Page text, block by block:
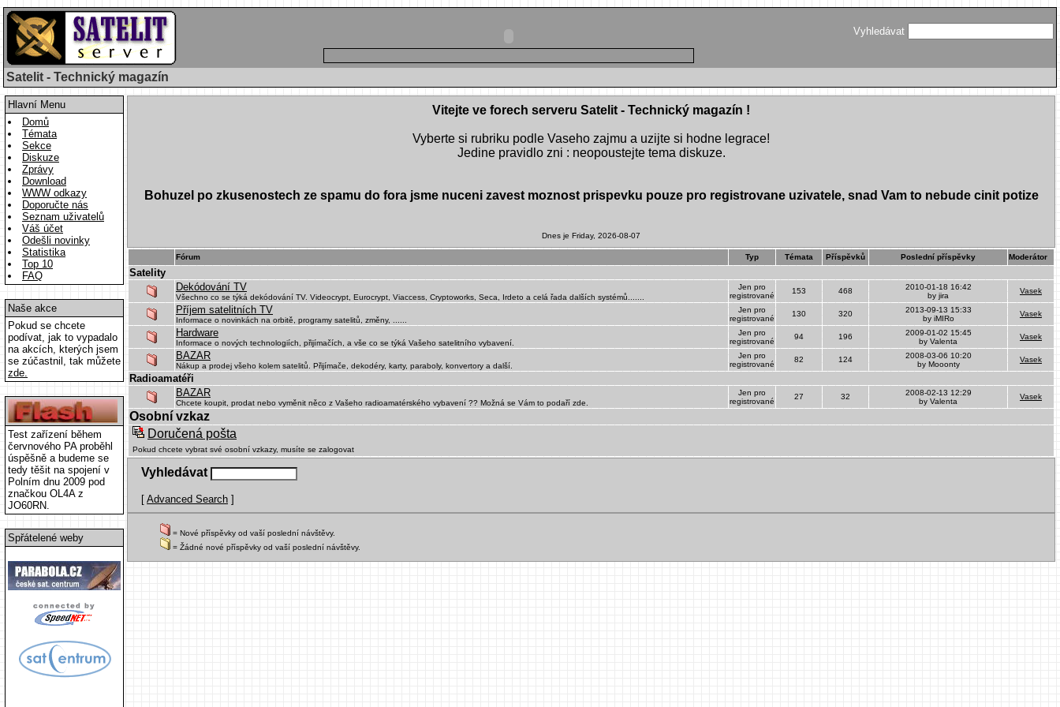
Vyhledávat
Satelit - Technický magazín
Hlavní Menu
Domů
Témata
Sekce
Diskuze
Zprávy
Download
WWW odkazy
Doporučte nás
Seznam uživatelů
Váš účet
Odešli novinky
Statistika
Top 10
FAQ
Naše akce
Pokud se chcete
podívat, jak to vypadalo
na akcích, kterých jsem
se zúčastnil, tak můžete
zde.
Test zařízení během
červnového PA proběhl
úspěšně a budeme se
tedy těšit na spojení v
Polním dnu 2009 pod
značkou OL4A z
JO60RN.
Spřátelené weby
Vitejte ve forech serveru Satelit - Technický magazín !
Vyberte si rubriku podle Vaseho zajmu a uzijte si hodne legrace!
Jedine pravidlo zni : neopoustejte tema diskuze.
Bohuzel po zkusenostech ze spamu do fora jsme nuceni zavest moznost prispevku pouze pro registrovane uzivatele, snad Vam to nebude cinit potize
Dnes je Friday, 2026-08-07
Fórum Typ Témata Příspěvků Poslední příspěvky Moderátor
Satelity
Dekódování TV
Všechno co se týká dekódování TV. Videocrypt, Eurocrypt, Viaccess, Cryptoworks, Seca, Irdeto a celá řada dalších systémů.......
Jen pro
registrované
153 468
2010-01-18 16:42
by jira
Vasek
Příjem satelitních TV
Informace o novinkách na orbitě, programy satelitů, změny, ......
Jen pro
registrované
130 320
2013-09-13 15:33
by iMIRo
Vasek
Hardware
Informace o nových technologiích, přijímačích, a vše co se týká Vašeho satelitního vybavení.
Jen pro
registrované
94 196
2009-01-02 15:45
by Valenta
Vasek
BAZAR
Nákup a prodej všeho kolem satelitů. Přijímače, dekodéry, karty, paraboly, konvertory a další.
Jen pro
registrované
82 124
2008-03-06 10:20
by Mooonty
Vasek
Radioamatéři
BAZAR
Chcete koupit, prodat nebo vyměnit něco z Vašeho radioamatérského vybavení ?? Možná se Vám to podaří zde.
Jen pro
registrované
27 32
2008-02-13 12:29
by Valenta
Vasek
Osobní vzkaz
Doručená pošta
Pokud chcete vybrat své osobní vzkazy, musíte se zalogovat
Vyhledávat
[ Advanced Search ]
= Nové příspěvky od vaší poslední návštěvy.
= Žádné nové příspěvky od vaší poslední návštěvy.